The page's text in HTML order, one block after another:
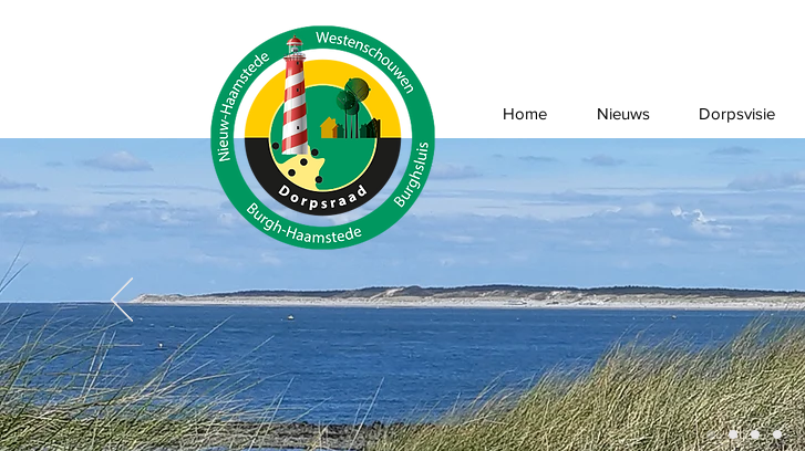
Home Nieuws Dorpsvisie